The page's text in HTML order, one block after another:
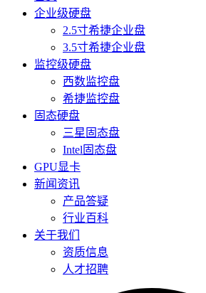
企业级硬盘
2.5寸希捷企业盘
3.5寸希捷企业盘
监控级硬盘
西数监控盘
希捷监控盘
固态硬盘
三星固态盘
Intel固态盘
GPU显卡
新闻资讯
产品答疑
行业百科
关于我们
资质信息
人才招聘